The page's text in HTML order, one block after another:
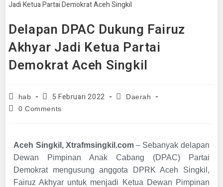
Delapan DPAC Dukung Fairuz
Akhyar Jadi Ketua Partai
Demokrat Aceh Singkil
hab 5 Februari 2022
Daerah
0 Comments
Aceh Singkil, Xtrafmsingkil.com– Sebanyak delapan
Dewan Pimpinan Anak Cabang (DPAC) Partai
Demokrat mengusung anggota DPRK Aceh Singkil,
Fairuz Akhyar untuk menjadi Ketua Dewan Pimpinan